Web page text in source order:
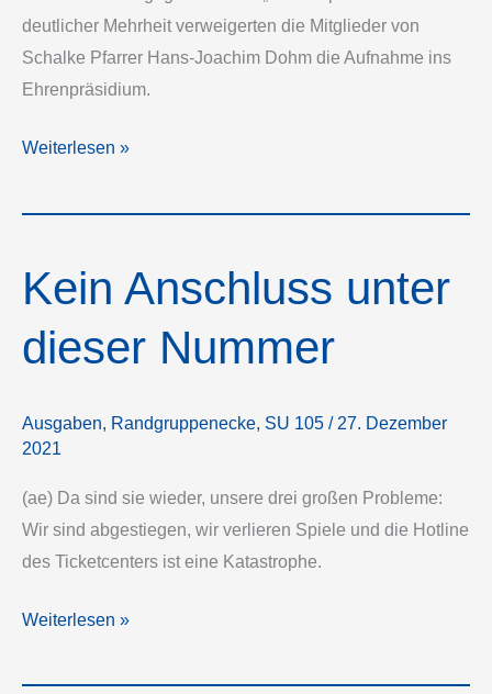
deutlicher Mehrheit verweigerten die Mitglieder von
Schalke Pfarrer Hans-Joachim Dohm die Aufnahme ins
Ehrenpräsidium.
Tag
Jüngsten
Weiterlesen »
Kein Anschluss unter
dieser Nummer
Ausgaben, Randgruppenecke, SU 105 / 27. Dezember
2021
(ae) Da sind sie wieder, unsere drei großen Probleme:
Wir sind abgestiegen, wir verlieren Spiele und die Hotline
des Ticketcenters ist eine Katastrophe.
Kein
unter
Weiterlesen »